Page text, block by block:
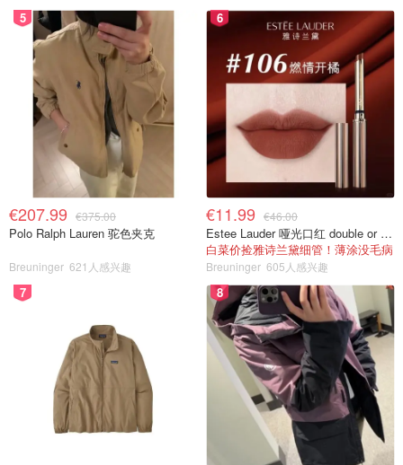
5
€207.99 €375.00
Polo Ralph Lauren 驼色夹克
Breuninger 621人感兴趣
6
€11.99 €46.00
Estee Lauder 哑光口红 double or nothing色号
白菜价捡雅诗兰黛细管！薄涂没毛病
Breuninger 605人感兴趣
7 8